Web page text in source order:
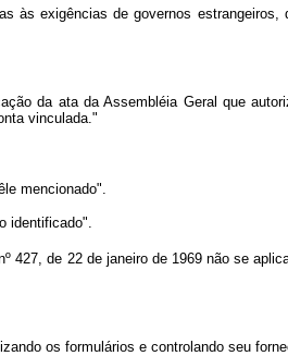
às exigências de governos estrangeiros,
da ata da Assembléia Geral que
vinculada."
mencionado".
identificado".
427, de 22 de janeiro de 1969 não se
os formulários e controlando seu